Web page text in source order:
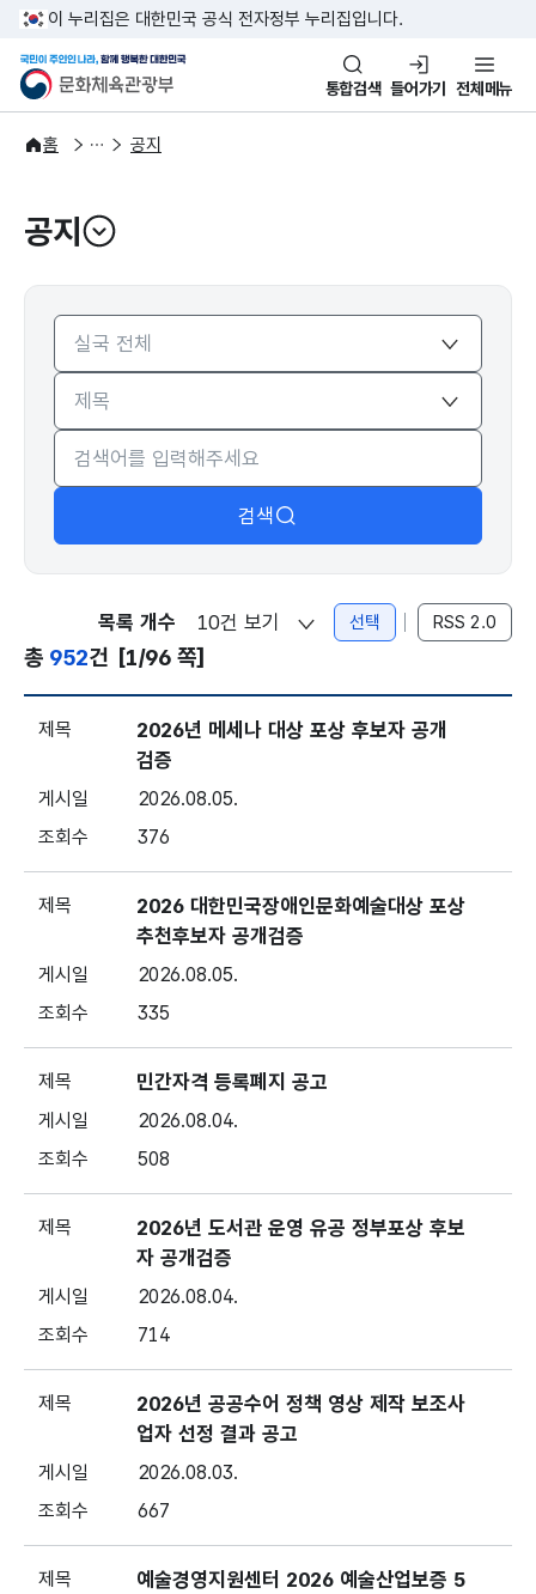
본문 바로가기
주메뉴 바로가기
이 누리집은 대한민국 공식 전자정부 누리집입니다.
문화체육관광부
국민이 주인인 나라, 함께 행복
통합검색 들어가기 전체메뉴
홈
알림·소식
알림 공지
공지
열기
검색
총 952건 [1/96 쪽]
목록 개수 선택 RSS 2.0
2026년 메세나 대상 포상 후보자 공개
검증
2026.08.05.
376
2026 대한민국장애인문화예술대상 포상
추천후보자 공개검증
2026.08.05.
335
민간자격 등록폐지 공고
2026.08.04.
508
2026년 도서관 운영 유공 정부포상 후보
자 공개검증
2026.08.04.
714
2026년 공공수어 정책 영상 제작 보조사
업자 선정 결과 공고
2026.08.03.
667
예술경영지원센터 2026 예술산업보증 5